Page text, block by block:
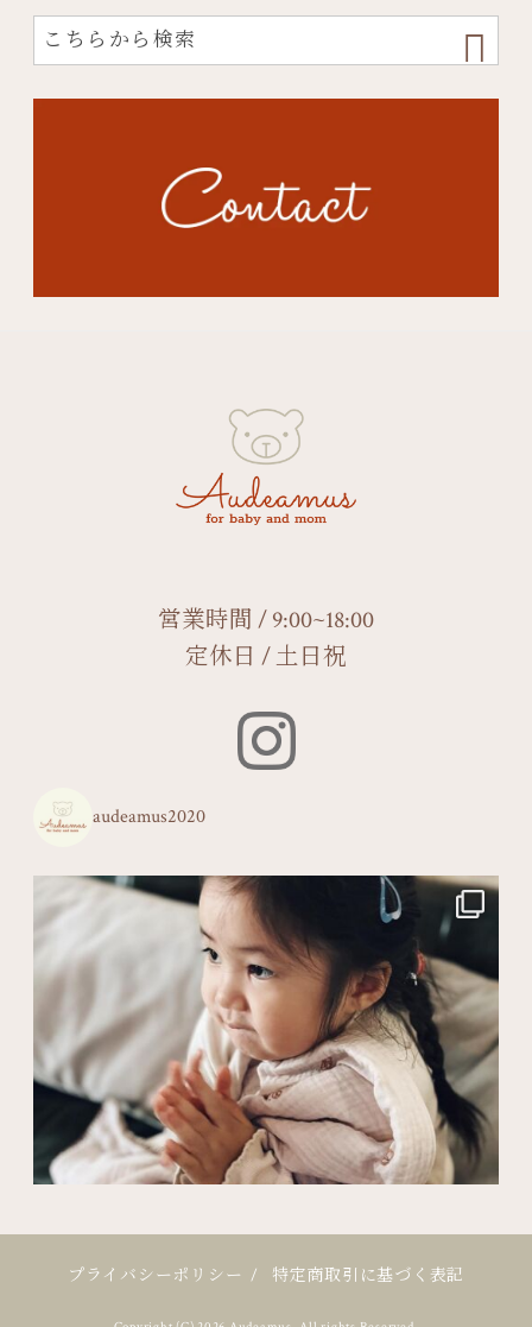
営業時間 / 9:00~18:00
定休日 / 土日祝
audeamus2020
プライバシーポリシー / 特定商取引に基づく表記